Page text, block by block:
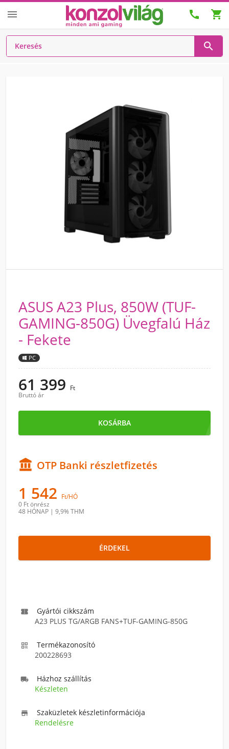
  

ASUS A23 Plus, 850W (TUF-
GAMING-850G) Üvegfalú Ház
- Fekete
PC
61 399 Ft
Bruttó ár
KOSÁRBA
 OTP Banki részletfizetés
1 542 Ft/HÓ
0 Ftönrész
48 HÓNAP | 9,9% THM
ÉRDEKEL

Gyártói cikkszám
A23 PLUS TG/ARGB FANS+TUF-GAMING-850G

Termékazonosító
200228693

Házhoz szállítás
Készleten

Szaküzletek készletinformációja
Rendelésre